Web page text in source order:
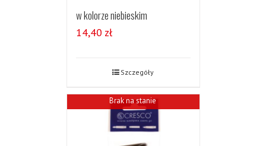
w kolorze niebieskim
14,40 zł
Szczegóły
Brak na stanie